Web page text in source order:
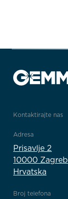
Kontaktirajte nas
Adresa
Prisavlje 2
10000 Zagreb
Hrvatska
Broj telefona